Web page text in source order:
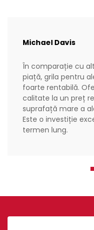
Michael Davis
În comparație cu
piață, grila pentru
foarte rentabilă.
calitate la un preț
suprafață mare a
Este o investiție
termen lung.